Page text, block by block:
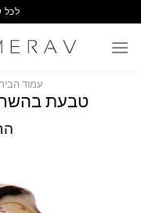
to
content
לכל
עמוד
טבעת